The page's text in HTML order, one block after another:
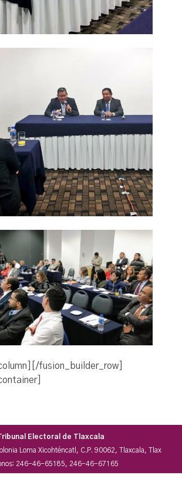
fusion_builder_row]
Electoral de Tlaxcala
Loma Xicohténcatl, C.P. 90062, Tlaxcala, Tlax
246-46-65185, 246-46-67165